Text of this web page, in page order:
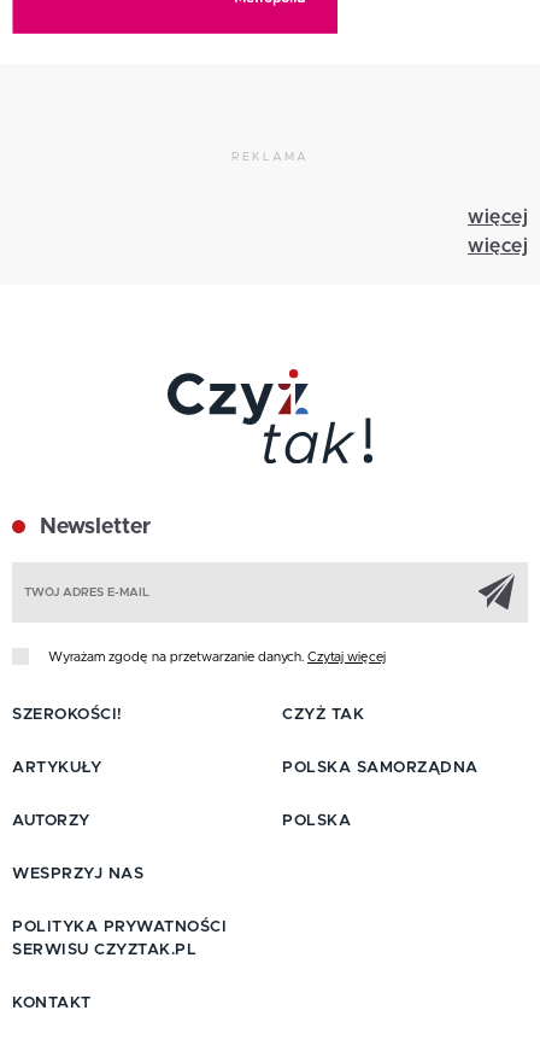
REKLAMA
więcej
więcej
Newsletter
Wyrażam zgodę na przetwarzanie danych. Czytaj więcej
SZEROKOŚCI!
ARTYKUŁY
AUTORZY
CZYŻ TAK
POLSKA SAMORZĄDNA
POLSKA
WESPRZYJ NAS
POLITYKA PRYWATNOŚCI
SERWISU CZYZTAK.PL
KONTAKT